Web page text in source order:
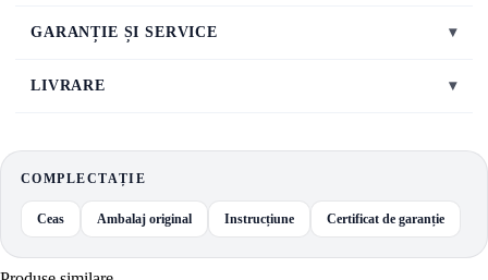
GARANȚIE ȘI SERVICE ▾
LIVRARE ▾
COMPLECTAȚIE
Ceas Ambalaj original Instrucțiune Certificat de garanție